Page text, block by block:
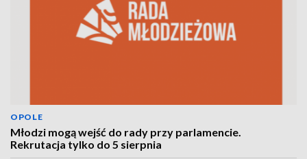
OPOLE
Młodzi mogą wejść do rady przy parlamencie.
Rekrutacja tylko do 5 sierpnia